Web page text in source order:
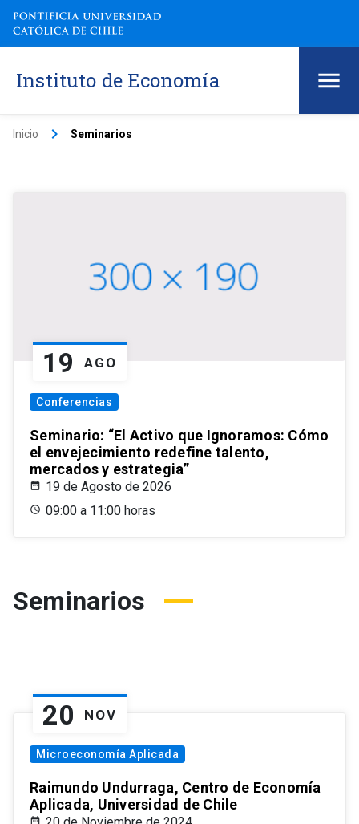
Instituto de Economía
Inicio keyboard_arrow_right Seminarios
19 AGO
Conferencias
Seminario: “El Activo que Ignoramos: Cómo
el envejecimiento redefine talento,
mercados y estrategia”
19 de Agosto de 2026
09:00 a 11:00 horas
Seminarios
20 NOV
Microeconomía Aplicada
Raimundo Undurraga, Centro de Economía
Aplicada, Universidad de Chile